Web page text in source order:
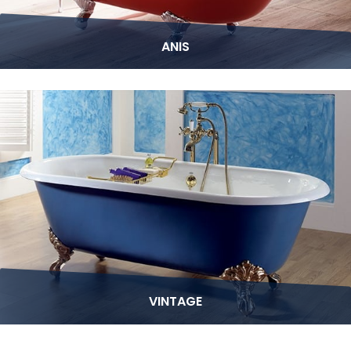
ANIS
VINTAGE